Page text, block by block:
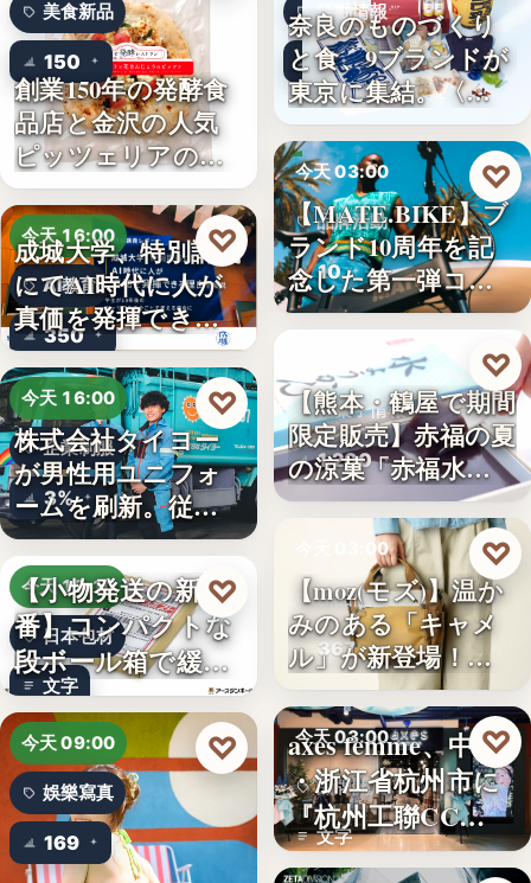
美食新品
150
創業150年の発酵食
品店と金沢の人気
ピッツェリアのコ
ラボ…
今天 16:00
AI教育
350
成城大学、特別講義
にてAI時代に人が
真価を発揮できる
理由…
♡
今天 16:00
企業制服
3%
株式会社タイヨー
が男性用ユニフォ
ームを刷新。従来
の男女兼…
♡
今天 15:10
日本包材
文字
【小物発送の新定
番】コンパクトな
段ボール箱で緩衝
材の節約…
♡
今天 09:00
娛樂寫真
169
♡
活動情報
9
奈良のものづくり
と食、9ブランドが
東京に集結。〈…
今天 03:00
品牌活動
10
【MATE.BIKE】ブ
ランド10周年を記
念した第一弾コ…
♡
今天 03:00
和菓子情報
1,200
【熊本・鶴屋で期間
限定販売】赤福の夏
の涼菓「赤福水よ
うか…
♡
今天 03:00
新品情報
367
【moz(モズ)】温か
みのある「キャメ
ル」が新登場！毎
日…
♡
今天 03:00
品牌開店
文字
axes femme、中国
・浙江省杭州市に
『杭州工聯CC…
♡